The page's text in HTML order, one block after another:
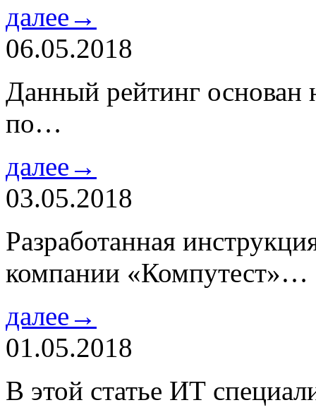
далее→
06.05.2018
Данный рейтинг основан
по…
далее→
03.05.2018
Разработанная
компании «Компутест»…
далее→
01.05.2018
В этой статье ИТ